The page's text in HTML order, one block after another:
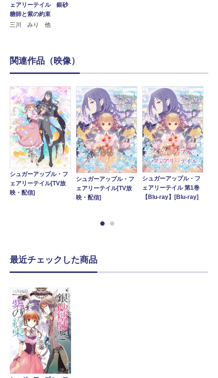
ェアリーテイル 銀砂
糖師と紫の約束
三川 みり 他
関連作品（映像）
シュガーアップル・フ
ェアリーテイル[TV放
映・配信]
シュガーアップル・フ
ェアリーテイル[TV放
映・配信]
シュガーアップル・フ
ェアリーテイル 第1巻
【Blu-ray】[Blu-ray]
最近チェックした商品